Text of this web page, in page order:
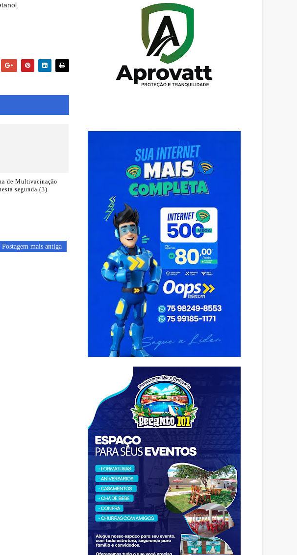
de Multivacinação
segunda (3)
Postagem mais antiga